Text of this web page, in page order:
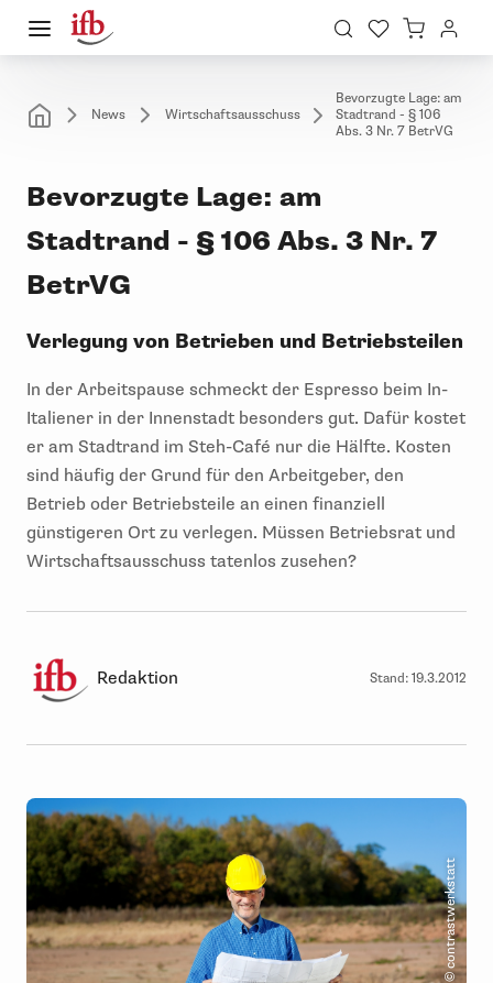
News Wirtschaftsausschuss
Bevorzugte Lage: am
Stadtrand - § 106
Abs. 3 Nr. 7 BetrVG
Bevorzugte Lage: am
Stadtrand - § 106 Abs. 3 Nr. 7
BetrVG
Verlegung von Betrieben und Betriebsteilen
In der Arbeitspause schmeckt der Espresso beim In-
Italiener in der Innenstadt besonders gut. Dafür kostet
er am Stadtrand im Steh-Café nur die Hälfte. Kosten
sind häufig der Grund für den Arbeitgeber, den
Betrieb oder Betriebsteile an einen finanziell
günstigeren Ort zu verlegen. Müssen Betriebsrat und
Wirtschaftsausschuss tatenlos zusehen?
Redaktion Stand: 19.3.2012
© contrastwerkstatt